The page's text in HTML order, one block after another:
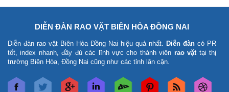
DIỄN ĐÀN RAO VẶT BIÊN HÒA ĐỒNG NAI
Diễn đàn rao vặt Biên Hòa Đồng Nai hiệu quả nhất. Diễn đàn có PR
tốt, index nhanh, đầy đủ các lĩnh vực cho thành viên rao vặttại thị
trường Biên Hòa, Đồng Nai cũng như các tỉnh lân cận.